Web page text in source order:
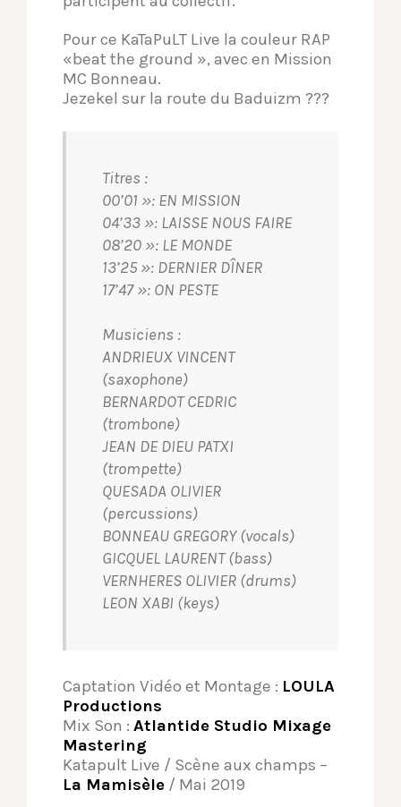
Pour ce KaTaPuLT Live la couleur RAP
«beat the ground », avec en Mission
MC Bonneau.
Jezekel sur la route du Baduizm ???
Titres :
00’01 »: EN MISSION
04’33 »: LAISSE NOUS FAIRE
08’20 »: LE MONDE
13’25 »: DERNIER DÎNER
17’47 »: ON PESTE
Musiciens :
ANDRIEUX VINCENT
(saxophone)
BERNARDOT CEDRIC
(trombone)
JEAN DE DIEU PATXI
(trompette)
QUESADA OLIVIER
(percussions)
BONNEAU GREGORY (vocals)
GICQUEL LAURENT (bass)
VERNHERES OLIVIER (drums)
LEON XABI (keys)
Captation Vidéo et Montage : LOULA
Productions
Mix Son : Atlantide Studio Mixage
Mastering
Katapult Live / Scène aux champs –
La Mamisèle / Mai 2019